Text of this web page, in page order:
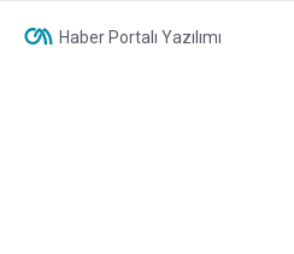
Haber Portalı Yazılımı